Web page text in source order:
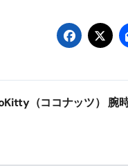
3秒で整う、新しい栄養
新】手袋の選び方 完全
（ココナッツ） 腕